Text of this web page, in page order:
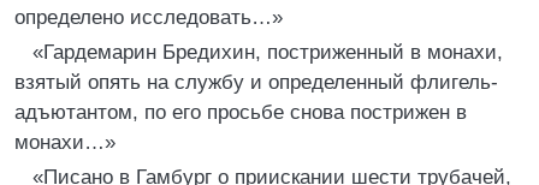
определено исследовать…»
«Гардемарин Бредихин, постриженный в монахи,
взятый опять на службу и определенный флигель-
адъютантом, по его просьбе снова пострижен в
монахи…»
«Писано в Гамбург о приискании шести трубачей,